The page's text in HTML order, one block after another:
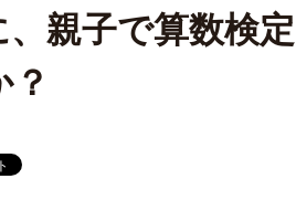
親子で算数検